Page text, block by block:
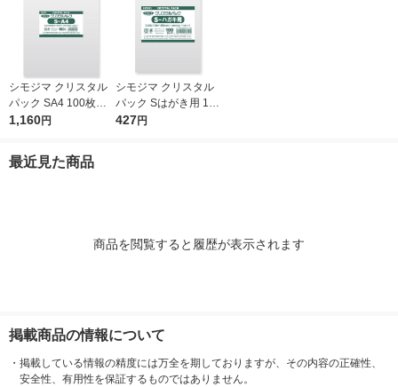
シモジマ クリスタル
パック SA4 100枚入 6
739200 1袋(100枚入)
1,160円
シモジマ クリスタル
パック Sはがき用 100
枚入 6751700 1袋(10
427円
最近見た商品
商品を閲覧すると履歴が表示されます
掲載商品の情報について
・ 掲載している情報の精度には万全を期しておりますが、その内容の正確性、
安全性、有用性を保証するものではありません。